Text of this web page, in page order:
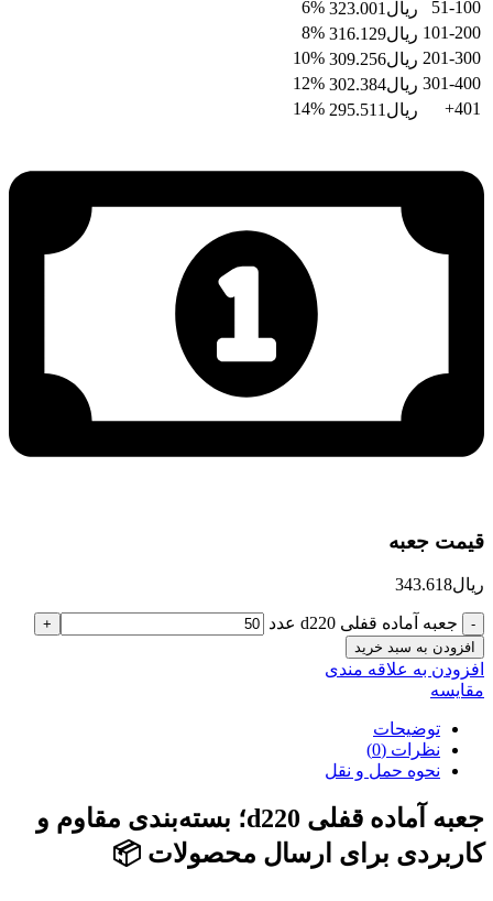
51-100
ریال 323.001
6%
101-200 ریال316.129
8%
201-300 ریال309.256
10%
301-400 ریال302.384
12%
401+
ریال 295.511
14%
قیمت جعبه
ریال343.618
جعبه آماده قفلی d220 عدد
افزودن به سبد خرید
افزودن به علاقه مندی
مقایسه
توضیحات
نظرات (0)
نحوه حمل و نقل
جعبه آماده قفلی d220؛ بسته‌بندی مقاوم و
کاربردی برای ارسال محصولات 📦